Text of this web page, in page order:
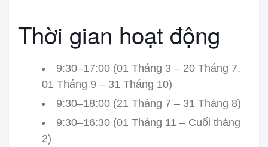
Thời gian hoạt động
9:30–17:00 (01 Tháng 3 – 20 Tháng 7,
01 Tháng 9 – 31 Tháng 10)
9:30–18:00 (21 Tháng 7 – 31 Tháng 8)
9:30–16:30 (01 Tháng 11 – Cuối tháng
2)